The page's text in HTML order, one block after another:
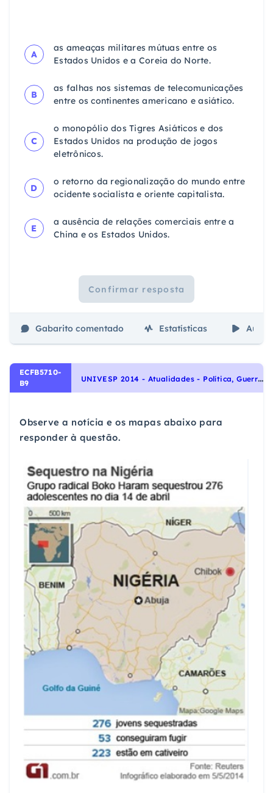
A
as ameaças militares mútuas entre os
Estados Unidos e a Coreia do Norte.
B
as falhas nos sistemas de telecomunicações
entre os continentes americano e asiático.
C
o monopólio dos Tigres Asiáticos e dos
Estados Unidos na produção de jogos
eletrônicos.
D
o retorno da regionalização do mundo entre
ocidente socialista e oriente capitalista.
E
a ausência de relações comerciais entre a
China e os Estados Unidos.
Confirmar resposta
Gabarito comentado Estatísticas Aulas
ECFB5710-
B9
U
NIVESP 2014 - Atualidades - Política, Guerras, Conflitos e Terrorismo na Atualidade
Observe a notícia e os mapas abaixo para
responder à questão.